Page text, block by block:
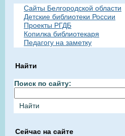
Сайты Белгородской области
Детские библиотеки России
Проекты РГДБ
Копилка библиотекаря
Педагогу на заметку
Найти
Поиск по сайту:
Сейчас на сайте